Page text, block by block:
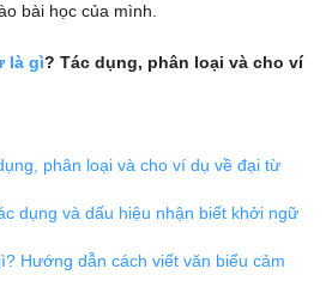
bài học của mình.
là gì? Tác dụng, phân loại và cho ví
phân loại và cho ví dụ về đại từ
dụng và dấu hiệu nhận biết khởi ngữ
Hướng dẫn cách viết văn biểu cảm